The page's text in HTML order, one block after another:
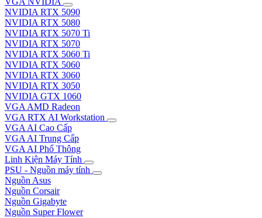
NVIDIA RTX 5090
NVIDIA RTX 5080
NVIDIA RTX 5070 Ti
NVIDIA RTX 5070
NVIDIA RTX 5060 Ti
NVIDIA RTX 5060
NVIDIA RTX 3060
NVIDIA RTX 3050
NVIDIA GTX 1060
VGA AMD Radeon
VGA RTX AI Workstation
VGA AI Cao Cấp
VGA AI Trung Cấp
VGA AI Phổ Thông
Linh Kiện Máy Tính
PSU - Nguồn máy tính
Nguồn Asus
Nguồn Corsair
Nguồn Gigabyte
Nguồn Super Flower